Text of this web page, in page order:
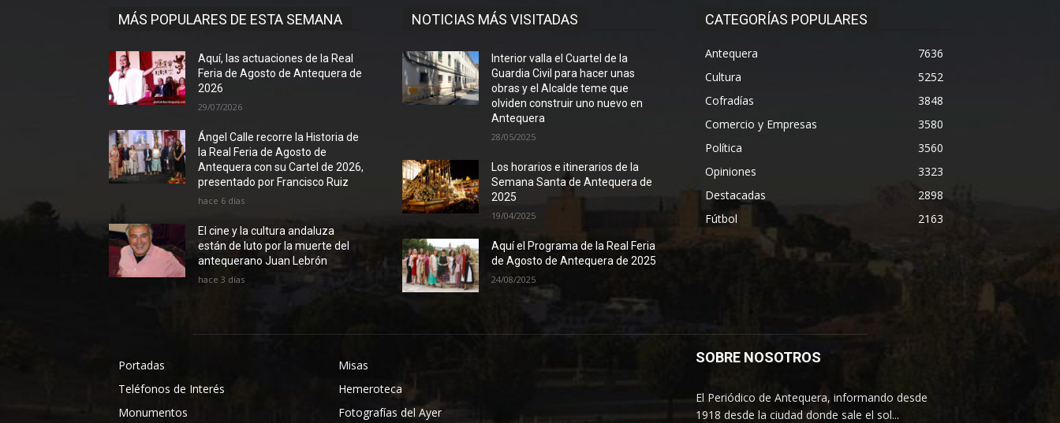
MÁS POPULARES DE ESTA SEMANA
Aquí, las actuaciones de la Real
Feria de Agosto de Antequera de
2026
29/07/2026
Ángel Calle recorre la Historia de
la Real Feria de Agosto de
Antequera con su Cartel de 2026,
presentado por Francisco Ruiz
hace 6 días
El cine y la cultura andaluza
están de luto por la muerte del
antequerano Juan Lebrón
hace 3 días
NOTICIAS MÁS VISITADAS
Interior valla el Cuartel de la
Guardia Civil para hacer unas
obras y el Alcalde teme que
olviden construir uno nuevo en
Antequera
28/05/2025
Los horarios e itinerarios de la
Semana Santa de Antequera de
2025
19/04/2025
Aquí el Programa de la Real Feria
de Agosto de Antequera de 2025
24/08/2025
CATEGORÍAS POPULARES
Antequera
7636
Cultura
5252
Cofradías
3848
Comercio y Empresas
3580
Política
3560
Opiniones
3323
Destacadas
2898
Fútbol
2163
Portadas
Teléfonos de Interés
Monumentos
Misas
Hemeroteca
Fotografías del Ayer
SOBRE NOSOTROS
El Periódico de Antequera, informando desde
1918 desde la ciudad donde sale el sol...